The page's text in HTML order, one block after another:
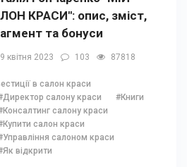
КРАСИ": опис, зміст,
та бонуси
квітня 2023 103 87818
в салон краси
салону краси
#Книги
салону краси
салон краси
салоном краси
відкрити